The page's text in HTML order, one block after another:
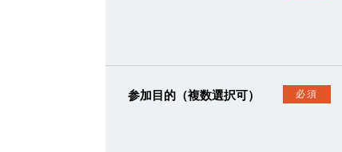
参加目的（複数選択可） 必須